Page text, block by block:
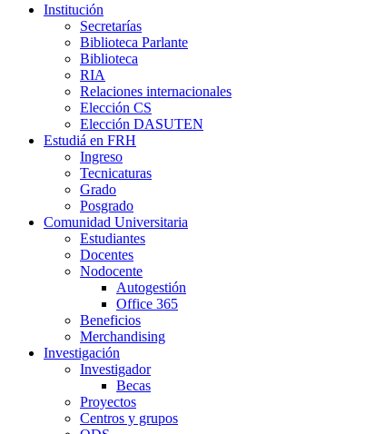
Institución
Secretarías
Biblioteca Parlante
Biblioteca
RIA
Relaciones internacionales
Elección CS
Elección DASUTEN
Estudiá en FRH
Ingreso
Tecnicaturas
Grado
Posgrado
Comunidad Universitaria
Estudiantes
Docentes
Nodocente
Autogestión
Office 365
Beneficios
Merchandising
Investigación
Investigador
Becas
Proyectos
Centros y grupos